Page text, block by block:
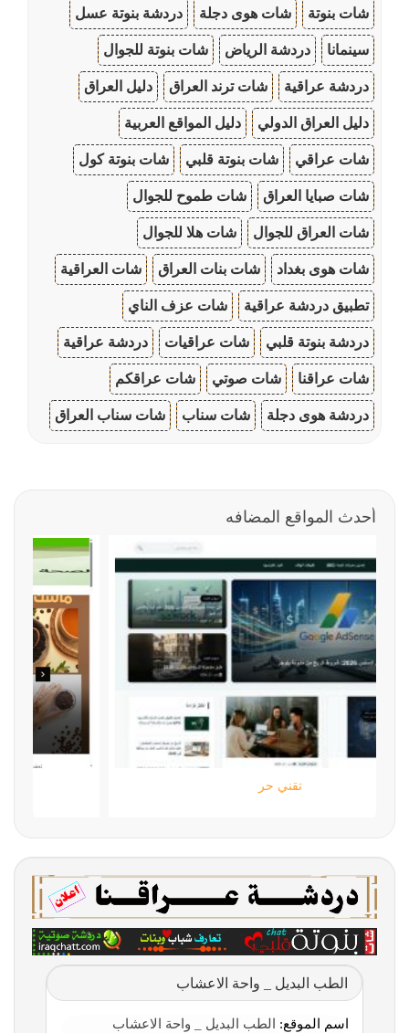
شات بنوتة شات هوى دجلة دردشة بنوتة عسل
سينمانا دردشة الرياض شات بنوتة للجوال
دردشة عراقية شات ترند العراق دليل العراق
دليل العراق الدولي دليل المواقع العربية
شات عراقي شات بنوتة قلبي شات بنوتة كول
شات صبايا العراق شات طموح للجوال
شات العراق للجوال شات هلا للجوال
شات هوى بغداد شات بنات العراق شات العراقية
تطبيق دردشة عراقية شات عزف الناي
دردشة بنوتة قلبي شات عراقيات دردشة عراقية
شات عراقنا شات صوتي شات عراقكم
دردشة هوى دجلة شات سناب شات سناب العراق
أحدث المواقع المضافه
الطب البديل _ واحة الاعشاب
اسم الموقع: الطب البديل _ واحة الاعشاب